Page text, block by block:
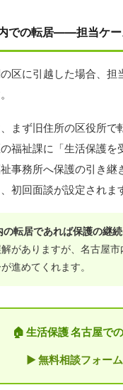
での転居——担当ケー
区に引越した場合、
まず旧住所の区役所
福祉課に「生活保護
事務所へ保護の引き
初回面談が設定されま
転居であれば保護の継
がありますが、名古屋
進めてくれます。
🏠 生活保護 名古屋で
▶ 無料相談フォーム